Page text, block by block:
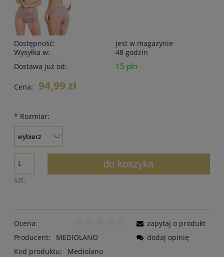
Dostępność:
jest w magazynie
Wysyłka w:
48 godzin
Dostawa już od:
15 pln
Cena: 94,99 zł
* Rozmiar:
szt.
do koszyka
Ocena:
Producent:
MEDIOLANO
Kod produktu:
Mediolano
zapytaj o produkt
dodaj opinię